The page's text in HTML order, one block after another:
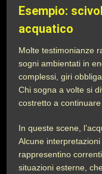
Esempio:
acquatico
Molte testimonianze
sogni ambientati in
complessi, giri
Chi sogna a volte si
costretto a
In queste scene,
Alcune
rappresentino
situazioni esterne,